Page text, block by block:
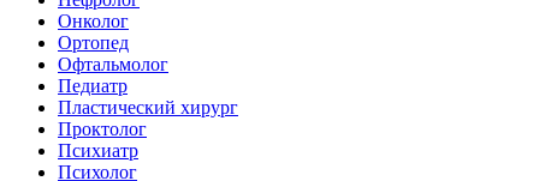
Онколог
Ортопед
Офтальмолог
Педиатр
Пластический хирург
Проктолог
Психиатр
Психолог